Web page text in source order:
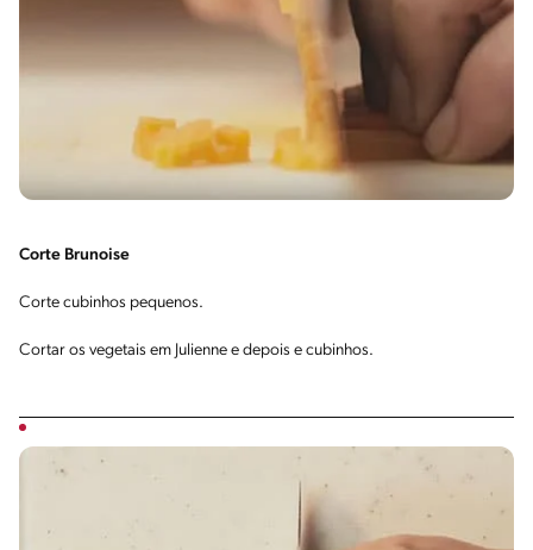
Corte Brunoise
Corte cubinhos pequenos.
Cortar os vegetais em Julienne e depois e cubinhos.